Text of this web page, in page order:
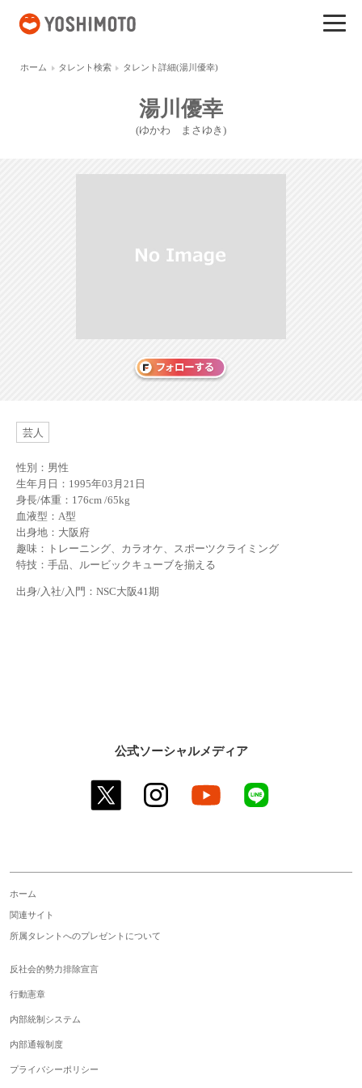
ホーム タレント検索 タレント詳細(湯川優幸)
湯川優幸
(ゆかわ まさゆき)
芸人
性別：男性
生年月日：1995年03月21日
身長/体重：176cm /65kg
血液型：A型
出身地：大阪府
趣味：トレーニング、カラオケ、スポーツクライミング
特技：手品、ルービックキューブを揃える
出身/入社/入門：NSC大阪41期
公式ソーシャルメディア
twitter instagram youtube
ホーム
関連サイト
所属タレントへのプレゼントについて
反社会的勢力排除宣言
行動憲章
内部統制システム
内部通報制度
プライバシーポリシー